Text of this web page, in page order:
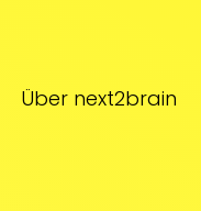
Über next2brain